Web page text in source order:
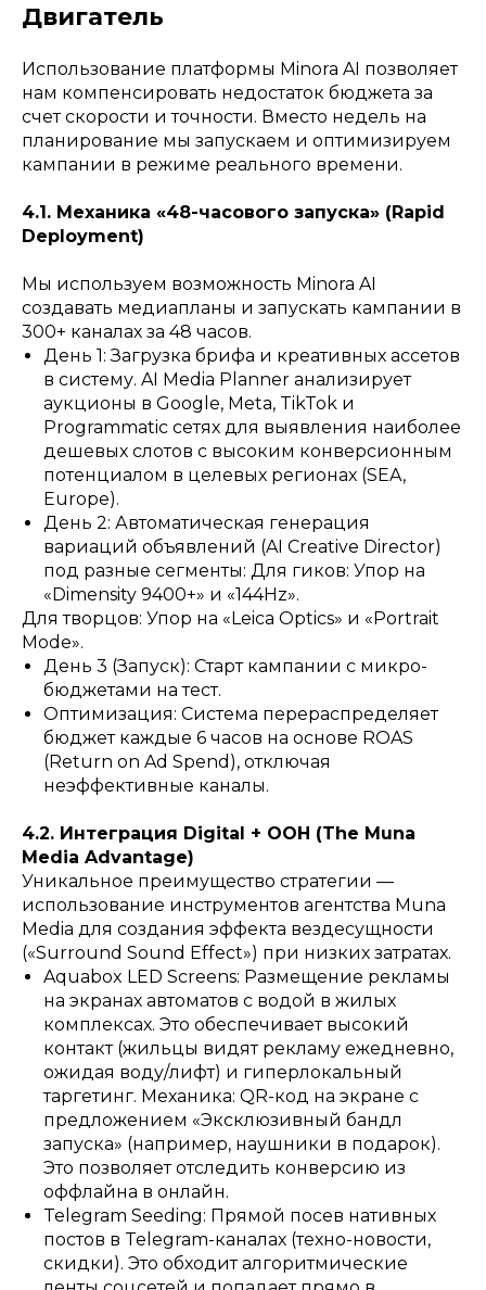
Двигатель
Использование платформы Minora AI позволяет
нам компенсировать недостаток бюджета за
счет скорости и точности. Вместо недель на
планирование мы запускаем и оптимизируем
кампании в режиме реального времени.
4.1. Механика «48-часового запуска» (Rapid
Deployment)
Мы используем возможность Minora AI
создавать медиапланы и запускать кампании в
300+ каналах за 48 часов.
День 1: Загрузка брифа и креативных ассетов
в систему. AI Media Planner анализирует
аукционы в Google, Meta, TikTok и
Programmatic сетях для выявления наиболее
дешевых слотов с высоким конверсионным
потенциалом в целевых регионах (SEA,
Europe).
День 2: Автоматическая генерация
вариаций объявлений (AI Creative Director)
под разные сегменты: Для гиков: Упор на
«Dimensity 9400+» и «144Hz».
Для творцов: Упор на «Leica Optics» и «Portrait
Mode».
День 3 (Запуск): Старт кампании с микро-
бюджетами на тест.
Оптимизация: Система перераспределяет
бюджет каждые 6 часов на основе ROAS
(Return on Ad Spend), отключая
неэффективные каналы.
4.2. Интеграция Digital + OOH (The Muna
Media Advantage)
Уникальное преимущество стратегии —
использование инструментов агентства Muna
Media для создания эффекта вездесущности
(«Surround Sound Effect») при низких затратах.
Aquabox LED Screens: Размещение рекламы
на экранах автоматов с водой в жилых
комплексах. Это обеспечивает высокий
контакт (жильцы видят рекламу ежедневно,
ожидая воду/лифт) и гиперлокальный
таргетинг. Механика: QR-код на экране с
предложением «Эксклюзивный бандл
запуска» (например, наушники в подарок).
Это позволяет отследить конверсию из
оффлайна в онлайн.
Telegram Seeding: Прямой посев нативных
постов в Telegram-каналах (техно-новости,
скидки). Это обходит алгоритмические